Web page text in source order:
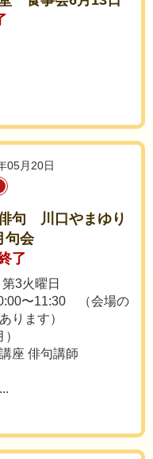
05月20日
句 川口やまゆり
会
了
3火曜日
〜11:30 （会場の
ります）
座 俳句講師